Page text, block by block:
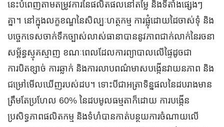
នេះបំពេញតាមតម្រូវការនៃផលិតផលនៅតម្លៃ និងទីតាំងផ្សេងៗ
គ្នា។ នៅក្នុងលក្ខខណ្ឌនៃសិល្បៈហត្ថកម្ម ការផ្លុំដោយដៃចាស់ទុំ និង
បច្ចេកទេសចាក់ទឹកច្បាស់លាស់ធានាបាននូវភាពជាក់លាក់នៃរចនា
សម្ព័ន្ធស្មុគស្មាញ ខណៈពេលដែលការព្យាបាលលើផ្ទៃដូចជា
ការបិតខ្សាច់ ការឆ្លាក់ និងការលាបពណ៌មាសបង្កើនវាយនភាព និង
ជម្រៅមើលឃើញរបស់ដប។ ទោះបីជាអត្រាទិន្នផលនៃដបរាងមាន
ត្រឹមតែប្រហែល 60% នៃដបមូលធម្មតាក៏ដោយ ការបង្កើន
ប្រសិទ្ធភាពផលិតកម្ម និងទំហំបានកាត់បន្ថយការចំណាយលើ